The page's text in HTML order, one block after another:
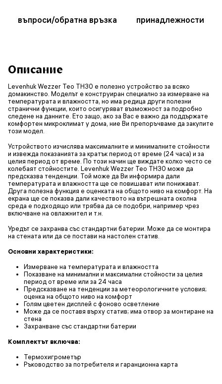
въпроси/обратна връзка принадлежности
Описание
Levenhuk Wezzer Teo TH30 е полезно устройство за всяко
домакинство. Моделът е конструиран специално за измерване на
температурата и влажността, но има редица други полезни
странични функции, които осигуряват възможност за подробно
следене на данните. Ето защо, ако за Вас е важно да поддържате
комфортен микроклимат у дома, ние Ви препоръчваме да закупите
този модел.
Устройството изчислява максималните и минималните стойности
и извежда показанията за кратък период от време (24 часа) и за
целия период от време. По този начин ще виждате колко често се
колебаят стойностите. Levenhuk Wezzer Teo TH30 може да
предсказва тенденции. Той може да Ви информира дали
температурата и влажността ще се повишават или понижават.
Друга полезна функция е оценката на общото ниво на комфорт. На
екрана ще се показва дали качеството на вътрешната околна
среда е подходящо или трябва да се подобри, например чрез
включване на овлажнител и т.н.
Уредът се захранва със стандартни батерии. Може да се монтира
на стената или да се постави на настолен статив.
Основни характеристики:
Измерване на температурата и влажността
Показване на минимални и максимални стойности за целия
период от време или за 24 часа
Предсказване на тенденции за метеорологичните условия;
оценка на общото ниво на комфорт
Голям цветен дисплей с фоново осветление
Може да се поставя върху статив; има отвор за монтиране на
стена
Захранване със стандартни батерии
Комплектът включва:
Термохигрометър
Ръководство за потребителя и гаранционна карта